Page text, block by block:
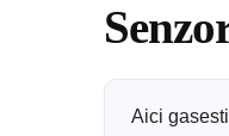
Aici